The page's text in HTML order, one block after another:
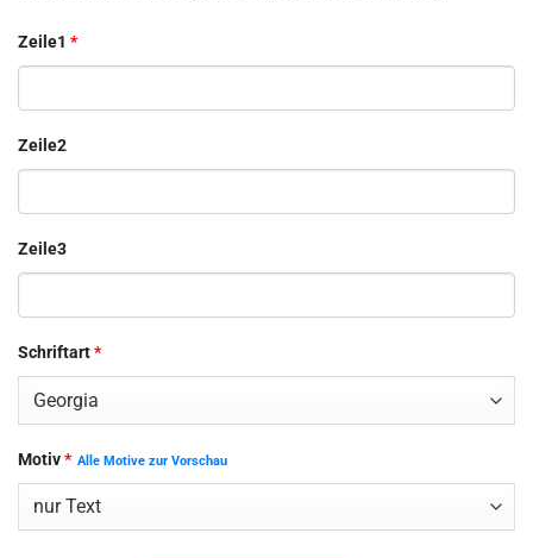
Zeile1 *
Zeile2
Zeile3
Schriftart*
Motiv* Alle Motive zur Vorschau